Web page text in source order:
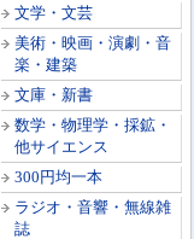
文学・文芸
美術・映画・演劇・音
楽・建築
文庫・新書
数学・物理学・採鉱・
他サイエンス
300円均一本
ラジオ・音響・無線雑
誌